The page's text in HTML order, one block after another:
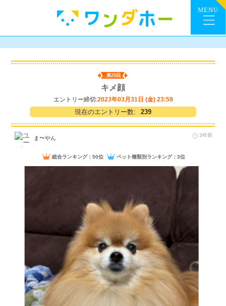
第25回
キメ顔
エントリー締切:2023年03月31日 (金) 23:59
現在のエントリー数: 239
ま〜やん 3年前
総合ランキング：50位 ペット種類別ランキング：3位